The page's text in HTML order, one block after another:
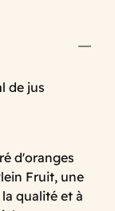
de jus
d'oranges
Fruit, une
qualité et à